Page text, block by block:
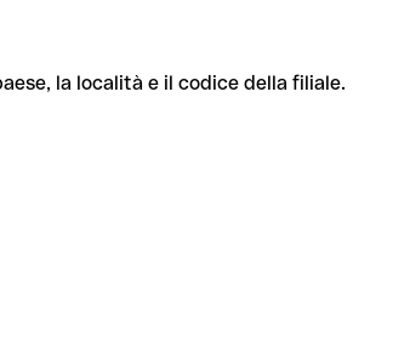
la località e il codice della filiale.